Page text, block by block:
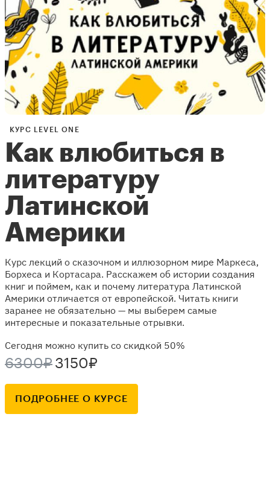
КУРС LEVEL ONE
Как влюбиться в
литературу
Латинской
Америки
Курс лекций о сказочном и иллюзорном мире Маркеса,
Борхеса и Кортасара. Расскажем об истории создания
книг и поймем, как и почему литература Латинской
Америки отличается от европейской. Читать книги
заранее не обязательно — мы выберем самые
интересные и показательные отрывки.
Сегодня можно купить со скидкой 50%
6300₽ 3150₽
ПОДРОБНЕЕ О КУРСЕ